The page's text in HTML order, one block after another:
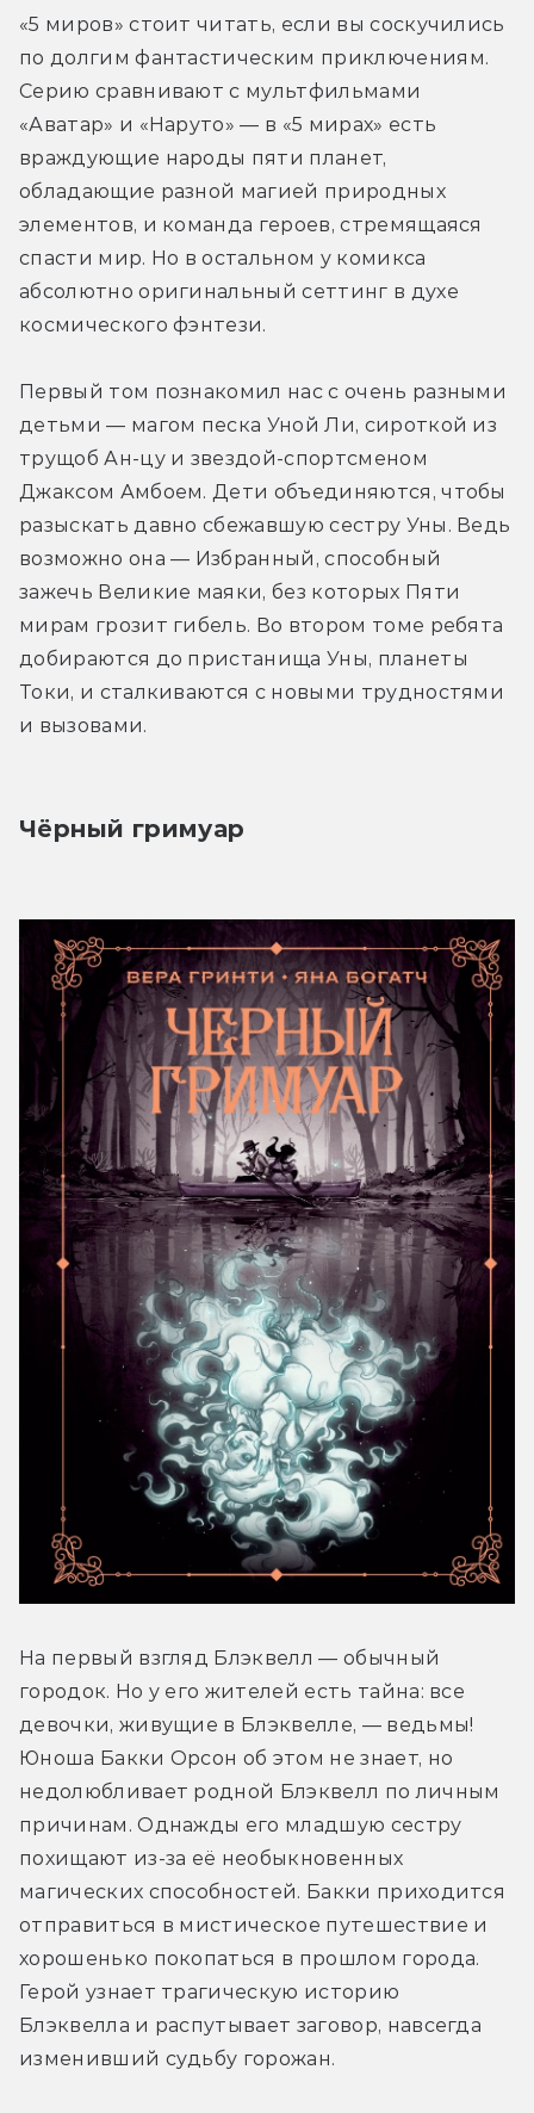
«5 миров» стоит читать, если вы соскучились
по долгим фантастическим приключениям.
Серию сравнивают с мультфильмами
«Аватар» и «Наруто» — в «5 мирах» есть
враждующие народы пяти планет,
обладающие разной магией природных
элементов, и команда героев, стремящаяся
спасти мир. Но в остальном у комикса
абсолютно оригинальный сеттинг в духе
космического фэнтези.
Первый том познакомил нас с очень разными
детьми — магом песка Уной Ли, сироткой из
трущоб Ан-цу и звездой-спортсменом
Джаксом Амбоем. Дети объединяются, чтобы
разыскать давно сбежавшую сестру Уны. Ведь
возможно она — Избранный, способный
зажечь Великие маяки, без которых Пяти
мирам грозит гибель. Во втором томе ребята
добираются до пристанища Уны, планеты
Токи, и сталкиваются с новыми трудностями
и вызовами.
Чёрный гримуар
На первый взгляд Блэквелл — обычный
городок. Но у его жителей есть тайна: все
девочки, живущие в Блэквелле, — ведьмы!
Юноша Бакки Орсон об этом не знает, но
недолюбливает родной Блэквелл по личным
причинам. Однажды его младшую сестру
похищают из-за её необыкновенных
магических способностей. Бакки приходится
отправиться в мистическое путешествие и
хорошенько покопаться в прошлом города.
Герой узнает трагическую историю
Блэквелла и распутывает заговор, навсегда
изменивший судьбу горожан.